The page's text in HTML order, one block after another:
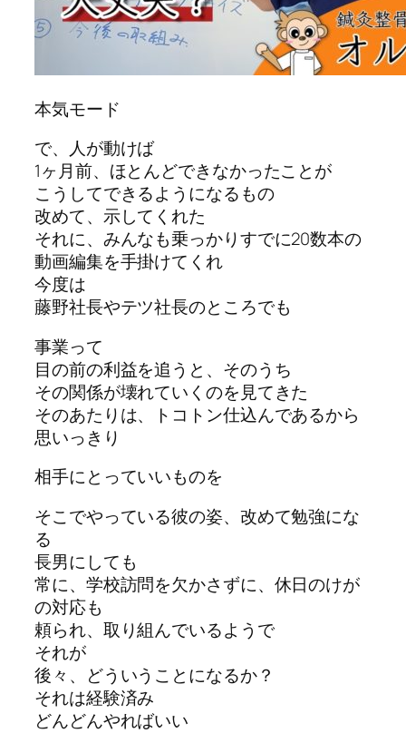
本気モード
で、人が動けば
1ヶ月前、ほとんどできなかったことが
こうしてできるようになるもの
改めて、示してくれた
それに、みんなも乗っかりすでに20数本の
動画編集を手掛けてくれ
今度は
藤野社長やテツ社長のところでも
事業って
目の前の利益を追うと、そのうち
その関係が壊れていくのを見てきた
そのあたりは、トコトン仕込んであるから
思いっきり
相手にとっていいものを
そこでやっている彼の姿、改めて勉強にな
る
長男にしても
常に、学校訪問を欠かさずに、休日のけが
の対応も
頼られ、取り組んでいるようで
それが
後々、どういうことになるか？
それは経験済み
どんどんやればいい